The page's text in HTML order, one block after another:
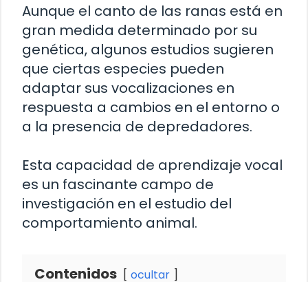
Aunque el canto de las ranas está en
gran medida determinado por su
genética, algunos estudios sugieren
que ciertas especies pueden
adaptar sus vocalizaciones en
respuesta a cambios en el entorno o
a la presencia de depredadores.
Esta capacidad de aprendizaje vocal
es un fascinante campo de
investigación en el estudio del
comportamiento animal.
Contenidos ocultar